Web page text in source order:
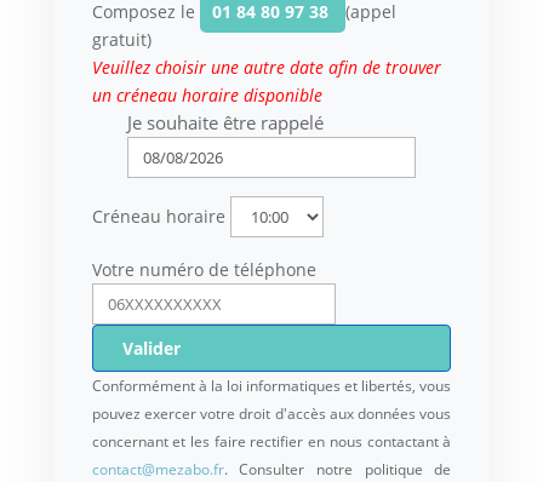
Composez le 01 84 80 97 38
(appel
gratuit)
Veuillez choisir une autre date afin de trouver
un créneau horaire disponible
Je souhaite être rappelé
Créneau horaire
Votre numéro de téléphone
Valider
Conformément à la loi informatiques et libertés, vous
pouvez exercer votre droit d'accès aux données vous
concernant et les faire rectifier en nous contactant à
contact@mezabo.fr. Consulter notre politique de